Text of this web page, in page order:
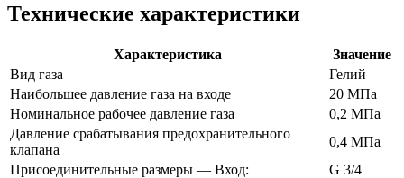
Технические характеристики
Характеристика
Значение
Вид газа
Гелий
Наибольшее давление газа на входе
20 МПа
Номинальное рабочее давление газа
0,2 МПа
Давление срабатывания предохранительного
клапана
0,4 МПа
Присоединительные размеры — Вход:
G 3/4